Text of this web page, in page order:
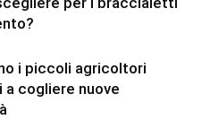
i piccoli agricoltori
a cogliere nuove